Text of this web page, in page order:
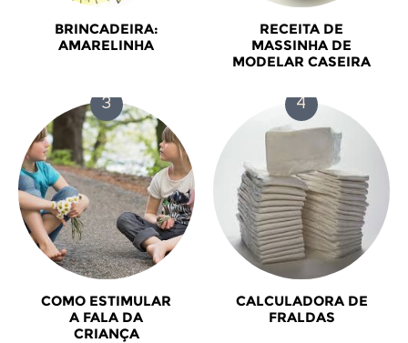
BRINCADEIRA:
AMARELINHA
RECEITA DE
MASSINHA DE
MODELAR CASEIRA
COMO ESTIMULAR
A FALA DA
CRIANÇA
CALCULADORA DE
FRALDAS